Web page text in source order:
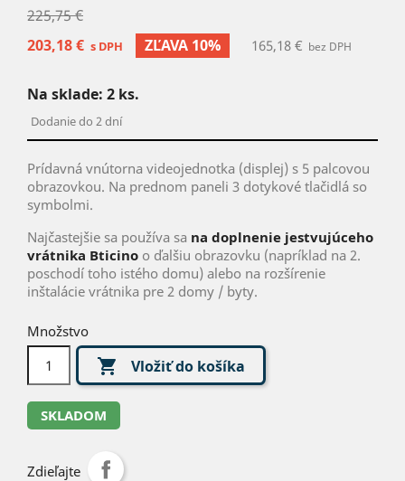
225,75 €
203,18 € s DPH ZĽAVA 10% 165,18 € bez DPH
Na sklade: 2 ks.
Dodanie do 2 dní
Prídavná vnútorna videojednotka (displej) s 5 palcovou
obrazovkou. Na prednom paneli 3 dotykové tlačidlá so
symbolmi.
Najčastejšie sa používa sa na doplnenie jestvujúceho
vrátnika Bticino o ďalšiu obrazovku (napríklad na 2.
poschodí toho istého domu) alebo na rozšírenie
inštalácie vrátnika pre 2 domy / byty.
Množstvo
 Vložiť do košíka
SKLADOM
Zdieľajte